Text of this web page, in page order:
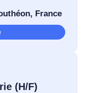
France
(H/F)